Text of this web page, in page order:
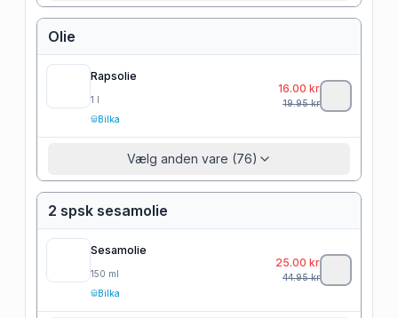
Olie
Rapsolie
1 l
Bilka
16.00 kr
19.95kr
Vælg anden vare (76)
2 spsk sesamolie
Sesamolie
150 ml
Bilka
25.00 kr
44.95kr